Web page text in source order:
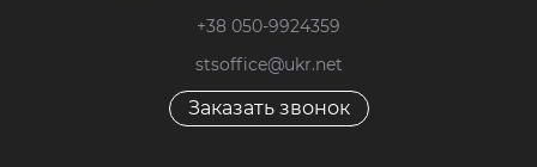
+38 050-9924359
stsoffice@ukr.net
Заказать звонок